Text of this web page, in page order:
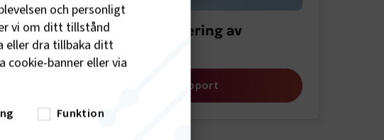
Rapport om elektrifiering av
bussflottor
Öppna rapport
och personligt
vi om ditt tillstånd
eller dra tillbaka ditt
cookie-banner eller via
Funktion